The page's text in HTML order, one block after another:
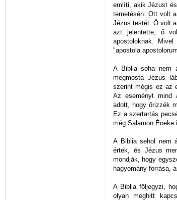
említi, akik Jézust
temetésén. Ott volt
Jézus testét. Ő volt
azt jelentette, ő
apostoloknak.
"apostola
A Biblia soha nem
megmosta Jézus
szerint mégis ez az
Az eseményt mind
adott, hogy őrizzék
Ez a szertartás
még Salamon Éneke
A Biblia sehol nem
értek, és Jézus
mondják, hogy
hagyomány forrása,
A Biblia följegyzi,
olyan meghitt